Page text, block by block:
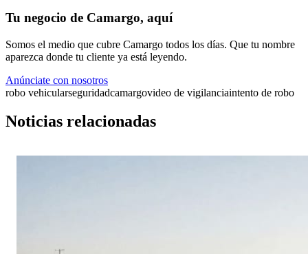
Tu negocio de Camargo, aquí
Somos el medio que cubre Camargo todos los días. Que tu nombre
aparezca donde tu cliente ya está leyendo.
Anúnciate con nosotros
robo vehicularseguridadcamargovideo de vigilanciaintento de robo
Noticias relacionadas